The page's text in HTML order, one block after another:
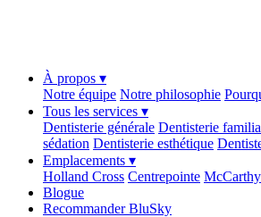
À propos ▾
Notre équipe Notre philosophie
Tous les services ▾
Dentisterie générale Dentisterie
sédation Dentisterie esthétique
Emplacements ▾
Holland Cross Centrepointe McCarthy
Blogue
Recommander BluSky